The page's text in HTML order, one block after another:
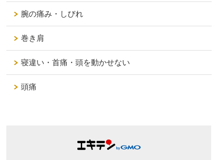
腕の痛み・しびれ
巻き肩
寝違い・首痛・頭を動かせない
頭痛